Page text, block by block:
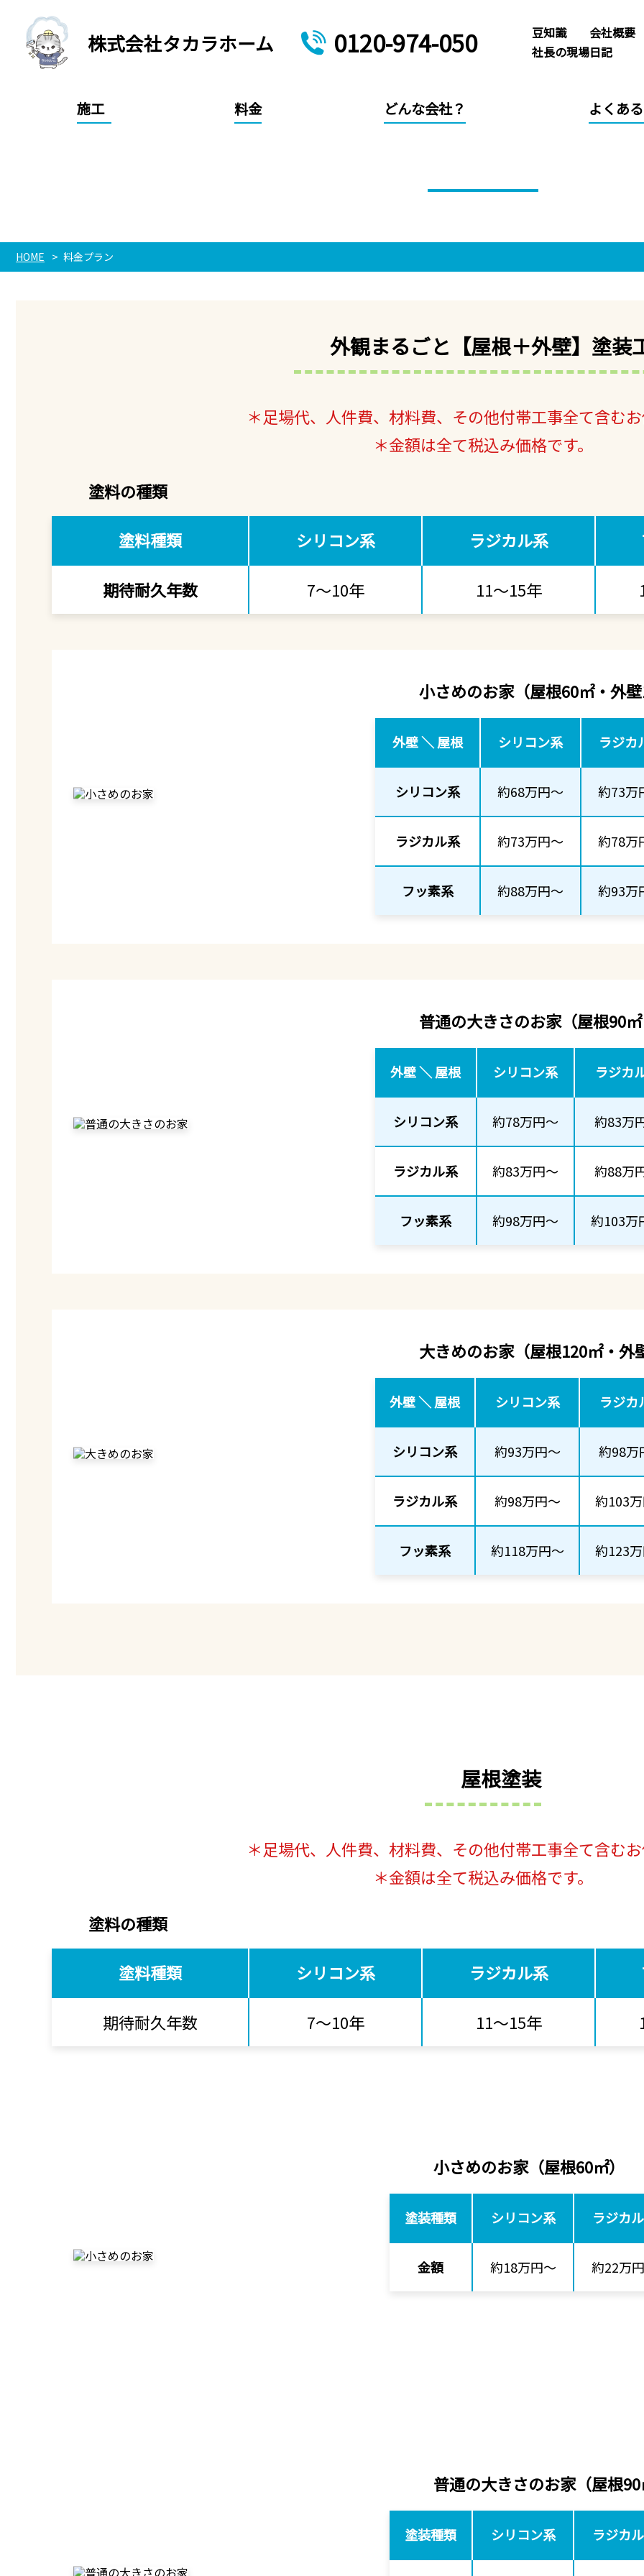
株式会社タカラホーム 0120-974-050 豆知識
会社概要
社長の現場日記
施工 料金 どんな会社？ よくあ
HOME 料金プラン
外観まるごと 【屋根＋外壁】塗装
＊足場代、人件費、材料費、その他付帯工事全て含むお
＊金額は全て税込み価格です。
塗料の種類
塗料種類 シリコン系 ラジカル系
期待耐久年数 7～10年 11～15年
小さめのお家（屋根60㎡・外壁
外壁 ＼ 屋根 シリコン系 ラジカ
シリコン系 約68万円～ 約73万
ラジカル系 約73万円～ 約78万
フッ素系 約88万円～ 約93万
普通の大きさのお家（屋根90㎡
外壁 ＼ 屋根 シリコン系 ラジカ
シリコン系 約78万円～ 約83万
ラジカル系 約83万円～ 約88万
フッ素系 約98万円～ 約103万
大きめのお家（屋根120㎡・外
外壁 ＼ 屋根 シリコン系 ラジカ
シリコン系 約93万円～ 約98万
ラジカル系 約98万円～ 約103
フッ素系 約118万円～ 約123
屋根塗装
＊足場代、人件費、材料費、その他付帯工事全て含むお
＊金額は全て税込み価格です。
塗料の種類
塗料種類 シリコン系 ラジカル系
期待耐久年数 7～10年 11～15年
小さめのお家（屋根60㎡）
塗装種類 シリコン系 ラジカ
金額 約18万円～ 約22万
普通の大きさのお家（屋根90
塗装種類 シリコン系 ラジカ